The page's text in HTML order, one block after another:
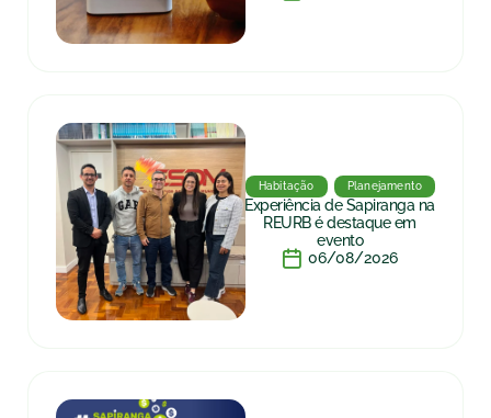
Habitação Planejamento
Experiência de Sapiranga na
REURB é destaque em
evento
06/08/2026